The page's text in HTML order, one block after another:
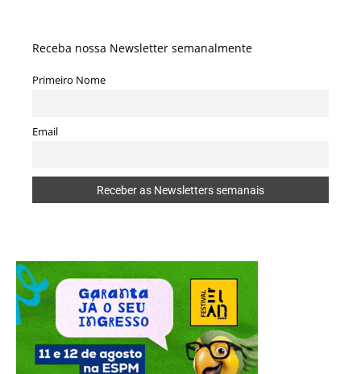
Receba nossa Newsletter semanalmente
Primeiro Nome
Email